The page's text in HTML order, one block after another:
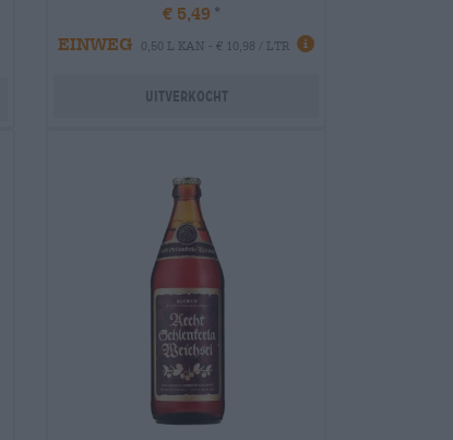
€ 5,49
EINWEG
0,50 L KAN - € 10,98 / LTR
Uitverkocht